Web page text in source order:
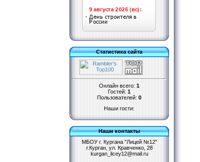
Статистика сайта
Онлайн всего: 1
Гостей: 1
Пользователей: 0
Наши гости:
Наши контакты
МБОУ г. Кургана "Лицей №12"
г.Курган, ул. Кравченко, 28
kurgan_licey12@mail.ru